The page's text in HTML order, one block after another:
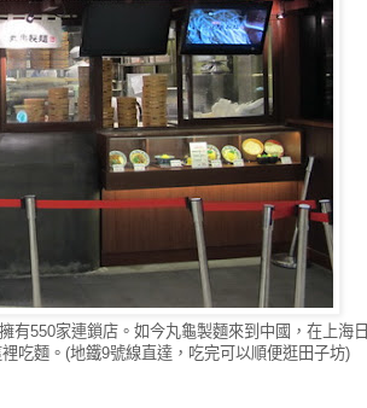
有550家連鎖店。 如今丸龜製麵來到中國，在上海日
吃麵。 (地鐵9號線直達，吃完可以順便逛田子坊)